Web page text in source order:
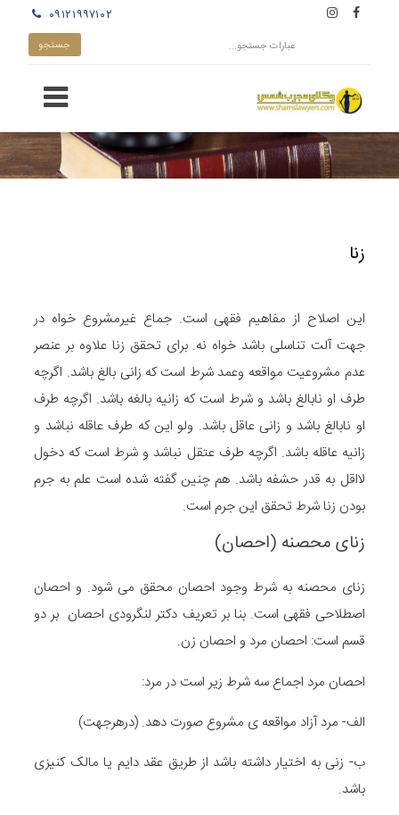
۰۹۱۲۱۹۹۷۱۰۲
زنا
این اصلاح از مفاهیم فقهی است. جماع غیرمشروع خواه در
جهت آلت تناسلی باشد خواه نه. برای تحقق زنا علاوه بر عنصر
عدم مشروعیت مواقعه وعمد شرط است که زانی بالغ باشد. اگرچه
طرف او نابالغ باشد و شرط است که زانیه بالغه باشد. اگرچه طرف
او نابالغ باشد و زانی عاقل باشد. ولو این که طرف عاقله نباشد و
زانیه عاقله باشد. اگرچه طرف عتقل نباشد و شرط است که دخول
لااقل به قدر حشفه باشد. هم چنین گفته شده است علم به جرم
بودن زنا شرط تحقق این جرم است.
زنای محصنه (احصان)
زنای محصنه به شرط وجود احصان محقق می شود. و احصان
اصطلاحی فقهی است. بنا بر تعریف دکتر لنگرودی احصان بر دو
قسم است: احصان مرد و احصان زن.
احصان مرد اجماع سه شرط زیر است در مرد:
الف- مرد آزاد مواقعه ی مشروع صورت دهد. (درهرجهت)
ب- زنی به اختیار داشته باشد از طریق عقد دایم یا مالک کنیزی
باشد.